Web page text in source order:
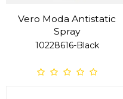
Vero Moda Antistatic
Spray
10228616-Black